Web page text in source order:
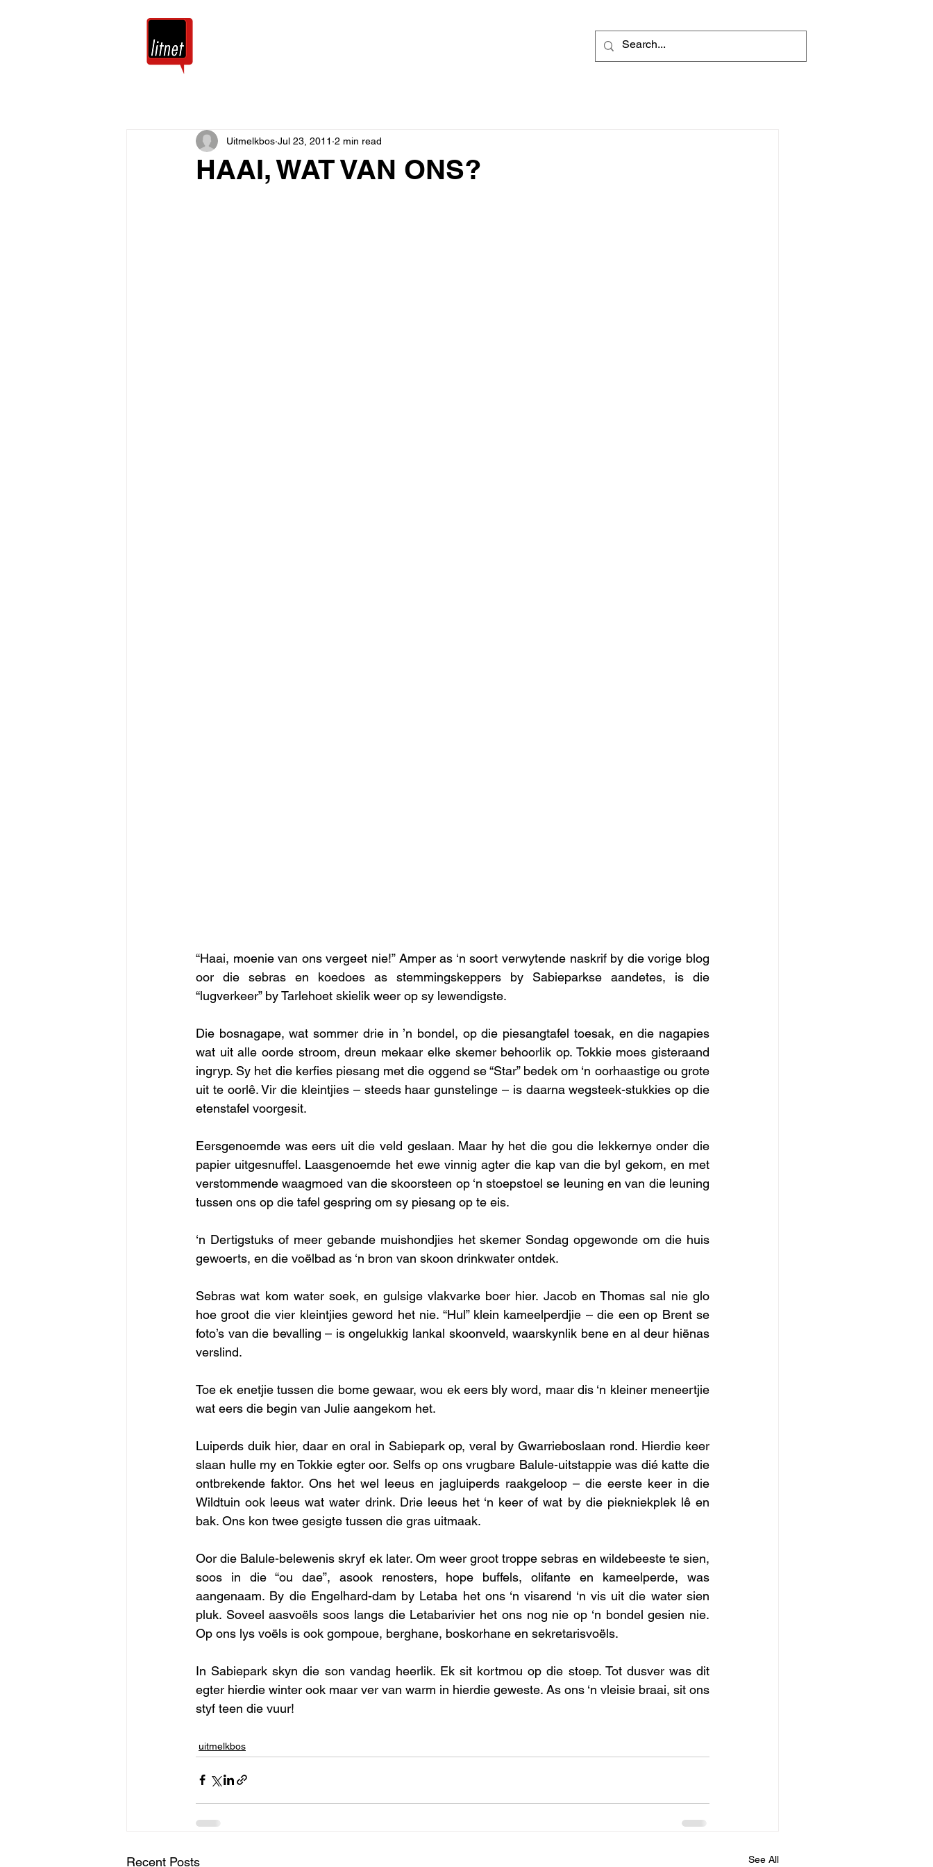
HAAI, WAT VAN ONS?
Uitmelkbos Jul 23, 2011 2 min read
“Haai, moenie van ons vergeet nie!” Amper as ‘n soort verwytende naskrif by die vorige blog
oor die sebras en koedoes as stemmingskeppers by Sabieparkse aandetes, is die
“lugverkeer” by Tarlehoet skielik weer op sy lewendigste.
Die bosnagape, wat sommer drie in ’n bondel, op die piesangtafel toesak, en die nagapies
wat uit alle oorde stroom, dreun mekaar elke skemer behoorlik op. Tokkie moes gisteraand
ingryp. Sy het die kerfies piesang met die oggend se “Star” bedek om ‘n oorhaastige ou grote
uit te oorlê. Vir die kleintjies – steeds haar gunstelinge – is daarna wegsteek-stukkies op die
etenstafel voorgesit.
Eersgenoemde was eers uit die veld geslaan. Maar hy het die gou die lekkernye onder die
papier uitgesnuffel. Laasgenoemde het ewe vinnig agter die kap van die byl gekom, en met
verstommende waagmoed van die skoorsteen op ‘n stoepstoel se leuning en van die leuning
tussen ons op die tafel gespring om sy piesang op te eis.
‘n Dertigstuks of meer gebande muishondjies het skemer Sondag opgewonde om die huis
gewoerts, en die voëlbad as ‘n bron van skoon drinkwater ontdek.
Sebras wat kom water soek, en gulsige vlakvarke boer hier. Jacob en Thomas sal nie glo
hoe groot die vier kleintjies geword het nie. “Hul” klein kameelperdjie – die een op Brent se
foto’s van die bevalling – is ongelukkig lankal skoonveld, waarskynlik bene en al deur hiënas
verslind.
Toe ek enetjie tussen die bome gewaar, wou ek eers bly word, maar dis ‘n kleiner meneertjie
wat eers die begin van Julie aangekom het.
Luiperds duik hier, daar en oral in Sabiepark op, veral by Gwarrieboslaan rond. Hierdie keer
slaan hulle my en Tokkie egter oor. Selfs op ons vrugbare Balule-uitstappie was dié katte die
ontbrekende faktor. Ons het wel leeus en jagluiperds raakgeloop – die eerste keer in die
Wildtuin ook leeus wat water drink. Drie leeus het ‘n keer of wat by die piekniekplek lê en
bak. Ons kon twee gesigte tussen die gras uitmaak.
Oor die Balule-belewenis skryf ek later. Om weer groot troppe sebras en wildebeeste te sien,
soos in die “ou dae”, asook renosters, hope buffels, olifante en kameelperde, was
aangenaam. By die Engelhard-dam by Letaba het ons ‘n visarend ‘n vis uit die water sien
pluk. Soveel aasvoëls soos langs die Letabarivier het ons nog nie op ‘n bondel gesien nie.
Op ons lys voëls is ook gompoue, berghane, boskorhane en sekretarisvoëls.
In Sabiepark skyn die son vandag heerlik. Ek sit kortmou op die stoep. Tot dusver was dit
egter hierdie winter ook maar ver van warm in hierdie geweste. As ons ‘n vleisie braai, sit ons
styf teen die vuur!
uitmelkbos
Recent Posts See All